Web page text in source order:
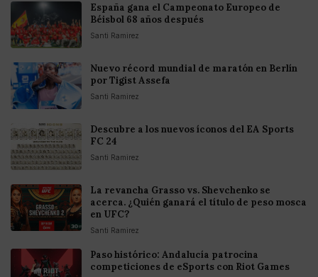
España gana el Campeonato Europeo de
Béisbol 68 años después
Santi Ramirez
Nuevo récord mundial de maratón en Berlín
por Tigist Assefa
Santi Ramirez
Descubre a los nuevos íconos del EA Sports
FC 24
Santi Ramirez
La revancha Grasso vs. Shevchenko se
acerca. ¿Quién ganará el título de peso mosca
en UFC?
Santi Ramirez
Paso histórico: Andalucía patrocina
competiciones de eSports con Riot Games